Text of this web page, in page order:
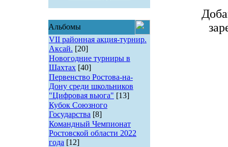
Альбомы
VII районная акция-турнир.
Аксай. [20]
Новогодние турниры в
Шахтах [40]
Первенство Ростова-на-
Дону среди школьников
"Цифровая вьюга" [13]
Кубок Союзного
Государства [8]
Командный Чемпионат
Ростовской области 2022
года [12]